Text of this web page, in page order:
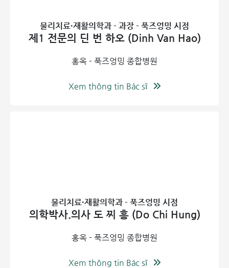
추 측만증
둔부 및 꼬리뼈 부위: 이상근 증후군, 천장관절염
무릎 관절염
, 무릎 관절 삼출액, 견관절 주위염, 유
착성 관절낭염(오십견)
기타 세부 부위:발목 및 발 통증, 외측/내측 상과염(테니스
말초신경 마비 치료: 제7 뇌신경 마비(안면 마비), 수근관
증후군, 척골관 증후군
외과적 재활 (외상 및 수술 후)
근육 및 건의 경직, 통증 및 운동 제한, 장기
물리치료·재활의학과 - 과장 - 푹즈엉밍 시점
제1 전문의 딘 번 하오 (Dinh Van Hao)
홍옥 - 푹즈엉밍 종합병원
Xem thông tin Bác sĩ
물리치료·재활의학과 - 푹즈엉밍 시점
의학박사.의사 도 찌 흥 (Do Chi Hung)
홍옥 - 푹즈엉밍 종합병원
Xem thông tin Bác sĩ